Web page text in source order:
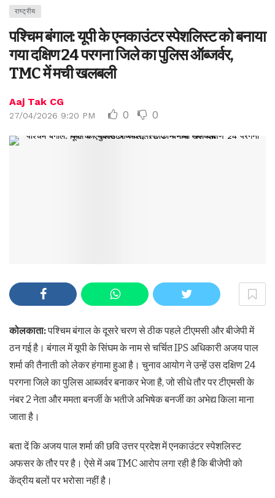
राष्ट्रीय
पश्चिम बंगाल: यूपी के एनकाउंटर स्पेशलिस्ट को बनाया
गया दक्षिण 24 परगना जिले का पुलिस ऑब्जर्वर,
TMC में मची खलबली
Aaj Tak CG
27/04/2026 9:20 PM 0 0
कोलकाता:पश्चिम बंगाल के दूसरे चरण से ठीक पहले टीएमसी और बीजेपी में
ठन गई है। बंगाल में यूपी के सिंघम के नाम से चर्चित IPS अधिकारी अजय पाल
शर्मा की तैनाती को लेकर हंगामा हुआ है। चुनाव आयोग ने उन्हें उस दक्षिण 24
परगना जिले का पुलिस आब्‍जर्वर बनाकर भेजा है, जो सीधे तौर पर टीएमसी के
नंबर 2 नेता और ममता बनर्जी के भतीजे अभिषेक बनर्जी का अभेद्य किला माना
जाता है।
बता दें कि अजय पाल शर्मा की छवि उत्तर प्रदेश में एनकाउंटर स्पेशलिस्ट
अफसर के तौर पर है। ऐसे में अब TMC आरोप लगा रही है कि बीजेपी को
केंद्रीय बलों पर भरोसा नहीं है।